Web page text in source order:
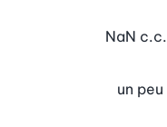
NaN c.c.
un peu